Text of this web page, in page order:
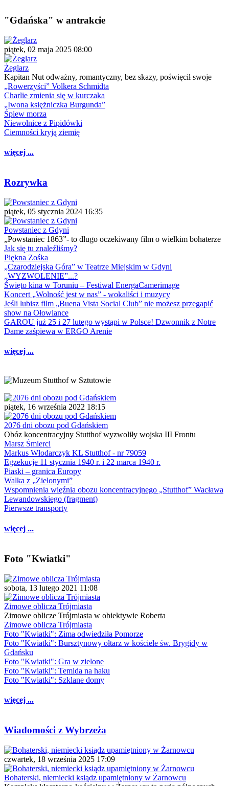
"Gdańska" w antrakcie
piątek, 02 maja 2025 08:00
Żeglarz
Kapitan Nut odważny, romantyczny, bez skazy, poświęcił swoje
„Rowerzyści” Volkera Schmidta
Charlie zmienia się w kurczaka
„Iwona księżniczka Burgunda”
Śpiew morza
Niewolnice z Pipidówki
Ciemności kryją ziemię
więcej ...
Rozrywka
piątek, 05 stycznia 2024 16:35
Powstaniec z Gdyni
„Powstaniec 1863”- to długo oczekiwany film o wielkim bohaterze
Jak się tu znaleźliśmy?
Piękna Zośka
„Czarodziejska Góra” w Teatrze Miejskim w Gdyni
„WYZWOLENIE”...?
Święto kina w Toruniu – Festiwal EnergaCamerimage
Koncert „Wolność jest w nas” - wokaliści i muzycy
Jeśli lubisz film „Buena Vista Social Club” nie możesz przegapić
show na Ołowiance
GAROU już 25 i 27 lutego wystąpi w Polsce! Dzwonnik z Notre
Dame zaśpiewa w ERGO Arenie
więcej ...
piątek, 16 września 2022 18:15
2076 dni obozu pod Gdańskiem
Obóz koncentracyjny Stutthof wyzwoliły wojska III Frontu
Marsz Śmierci
Markus Włodarczyk KL Stutthof - nr 79059
Egzekucje 11 stycznia 1940 r. i 22 marca 1940 r.
Piaski – granica Europy
Walka z „Zielonymi”
Wspomnienia więźnia obozu koncentracyjnego „Stutthof” Wacława
Lewandowskiego (fragment)
Pierwsze transporty
więcej ...
Foto "Kwiatki"
sobota, 13 lutego 2021 11:08
Zimowe oblicza Trójmiasta
Zimowe oblicze Trójmiasta w obiektywie Roberta
Zimowe oblicza Trójmiasta
Foto "Kwiatki": Zima odwiedziła Pomorze
Foto "Kwiatki": Bursztynowy ołtarz w kościele św. Brygidy w
Gdańsku
Foto "Kwiatki": Gra w zielone
Foto "Kwiatki": Temida na haku
Foto "Kwiatki": Szklane domy
więcej ...
Wiadomości z Wybrzeża
czwartek, 18 września 2025 17:09
Bohaterski, niemiecki ksiądz upamiętniony w Żarnowcu